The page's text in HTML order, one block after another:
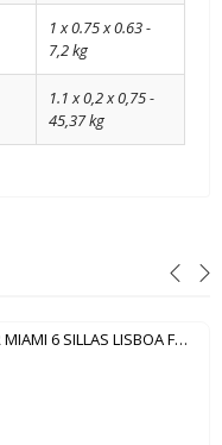
1 x 0.75 x 0.63 -
7,2 kg
1.1 x 0,2 x 0,75 -
45,37 kg
CONJUNTO COMEDOR MIAMI 6 SILLAS LISBOA FABONE NEGRO CRAQUELADO|NATURALE